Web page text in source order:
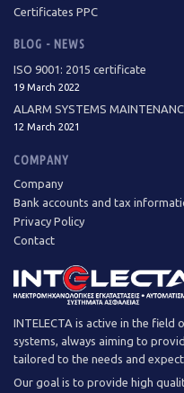
Certificates PPC
BLOG - NEWS
ISO 9001: 2015 certificate
19 March 2022
ALARM SYSTEMS
12 March 2021
COMPANY
Company
Bank accounts and tax
Privacy Policy
Contact
INTELECTA is active in the
systems, always aiming to
tailored to the needs and
Our goal is to provide high